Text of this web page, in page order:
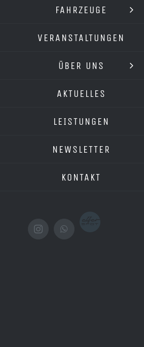
FAHRZEUGE
VERANSTALTUNGEN
ÜBER UNS
AKTUELLES
LEISTUNGEN
NEWSLETTER
KONTAKT
InstagramWhatsApp